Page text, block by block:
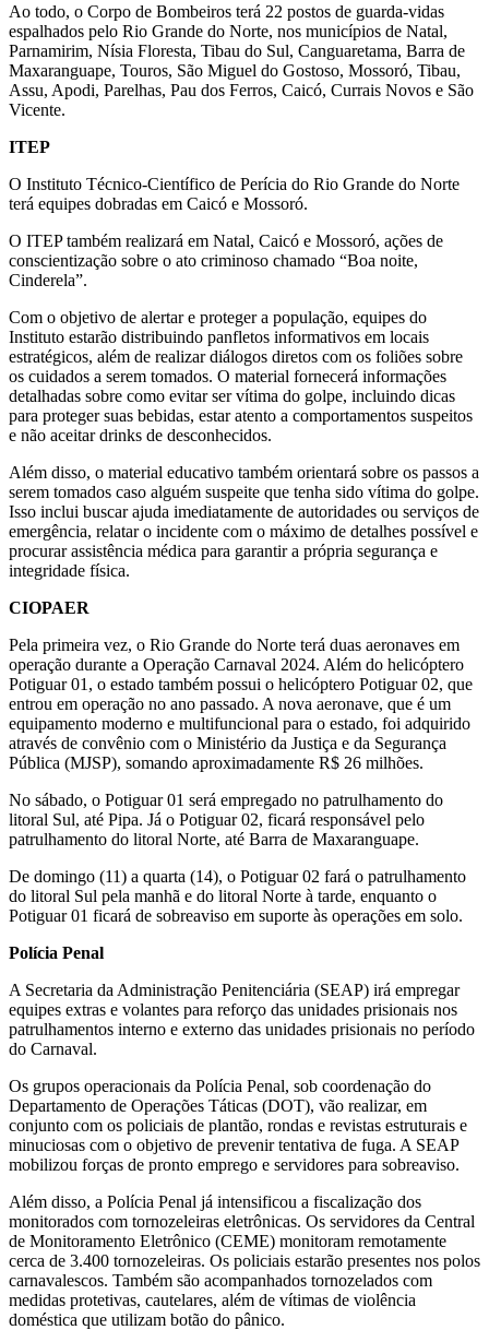
Ao todo, o Corpo de Bombeiros terá 22 postos de guarda-vidas
espalhados pelo Rio Grande do Norte, nos municípios de Natal,
Parnamirim, Nísia Floresta, Tibau do Sul, Canguaretama, Barra de
Maxaranguape, Touros, São Miguel do Gostoso, Mossoró, Tibau,
Assu, Apodi, Parelhas, Pau dos Ferros, Caicó, Currais Novos e São
Vicente.
ITEP
O Instituto Técnico-Científico de Perícia do Rio Grande do Norte
terá equipes dobradas em Caicó e Mossoró.
O ITEP também realizará em Natal, Caicó e Mossoró, ações de
conscientização sobre o ato criminoso chamado “Boa noite,
Cinderela”.
Com o objetivo de alertar e proteger a população, equipes do
Instituto estarão distribuindo panfletos informativos em locais
estratégicos, além de realizar diálogos diretos com os foliões sobre
os cuidados a serem tomados. O material fornecerá informações
detalhadas sobre como evitar ser vítima do golpe, incluindo dicas
para proteger suas bebidas, estar atento a comportamentos suspeitos
e não aceitar drinks de desconhecidos.
Além disso, o material educativo também orientará sobre os passos a
serem tomados caso alguém suspeite que tenha sido vítima do golpe.
Isso inclui buscar ajuda imediatamente de autoridades ou serviços de
emergência, relatar o incidente com o máximo de detalhes possível e
procurar assistência médica para garantir a própria segurança e
integridade física.
CIOPAER
Pela primeira vez, o Rio Grande do Norte terá duas aeronaves em
operação durante a Operação Carnaval 2024. Além do helicóptero
Potiguar 01, o estado também possui o helicóptero Potiguar 02, que
entrou em operação no ano passado. A nova aeronave, que é um
equipamento moderno e multifuncional para o estado, foi adquirido
através de convênio com o Ministério da Justiça e da Segurança
Pública (MJSP), somando aproximadamente R$ 26 milhões.
No sábado, o Potiguar 01 será empregado no patrulhamento do
litoral Sul, até Pipa. Já o Potiguar 02, ficará responsável pelo
patrulhamento do litoral Norte, até Barra de Maxaranguape.
De domingo (11) a quarta (14), o Potiguar 02 fará o patrulhamento
do litoral Sul pela manhã e do litoral Norte à tarde, enquanto o
Potiguar 01 ficará de sobreaviso em suporte às operações em solo.
Polícia Penal
A Secretaria da Administração Penitenciária (SEAP) irá empregar
equipes extras e volantes para reforço das unidades prisionais nos
patrulhamentos interno e externo das unidades prisionais no período
do Carnaval.
Os grupos operacionais da Polícia Penal, sob coordenação do
Departamento de Operações Táticas (DOT), vão realizar, em
conjunto com os policiais de plantão, rondas e revistas estruturais e
minuciosas com o objetivo de prevenir tentativa de fuga. A SEAP
mobilizou forças de pronto emprego e servidores para sobreaviso.
Além disso, a Polícia Penal já intensificou a fiscalização dos
monitorados com tornozeleiras eletrônicas. Os servidores da Central
de Monitoramento Eletrônico (CEME) monitoram remotamente
cerca de 3.400 tornozeleiras. Os policiais estarão presentes nos polos
carnavalescos. Também são acompanhados tornozelados com
medidas protetivas, cautelares, além de vítimas de violência
doméstica que utilizam botão do pânico.